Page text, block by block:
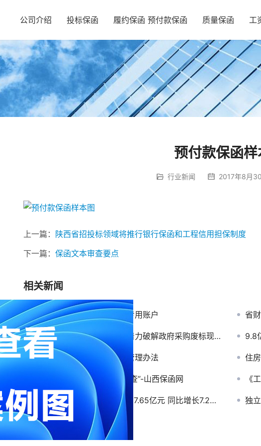
公司介绍 投标保函 履约保函 预付款保函 质量保函 工
预付款保函样
行业新闻 2017年8月
上一篇： 陕西省招投标领域将推行银行保函和工程信用担保制度
下一篇： 保函文本审查要点
相关新闻
广西：全面建立农民工工资专用账户 省
山西省阳泉市财政局多举措着力破解政府采购废标现象-山西保函网 9.8
铁路工程建设项目招标投标管理办法 住房城
农业龙头企业认定将“信用审查”-山西保函网 《
上半年山西地区生产总值8357.65亿元 同比增长7.2%——山西保函网 独立保